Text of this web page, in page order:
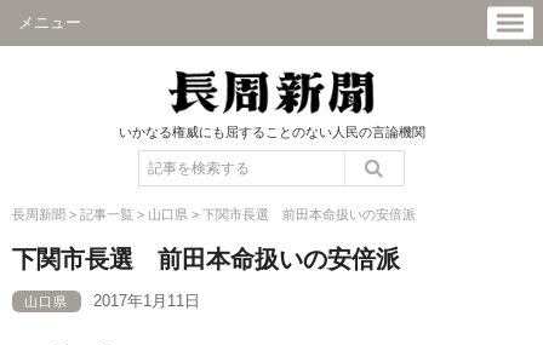
メニュー
いかなる権威にも屈することのない人民の言論機関
長周新聞 > 記事一覧 > 山口県 > 下関市長選 前田本命扱いの安倍派
下関市長選 前田本命扱いの安倍派
山口県 2017年1月11日